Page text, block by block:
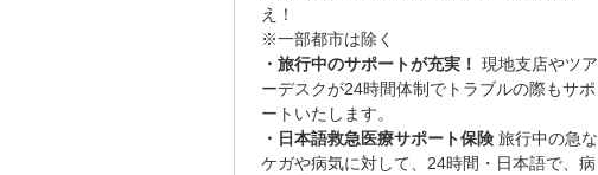
え！
※一部都市は除く
・旅行中のサポートが充実！ 現地支店やツア
ーデスクが24時間体制でトラブルの際もサポ
ートいたします。
・日本語救急医療サポート保険 旅行中の急な
ケガや病気に対して、24時間・日本語で、病